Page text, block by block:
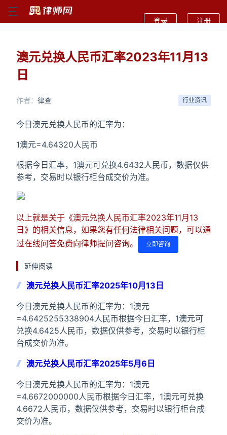
登录 注册
澳元兑换人民币汇率2023年11月13
日
行业资讯
作者： 律查
今日澳元兑换人民币的汇率为：
1澳元=4.64320人民币
根据今日汇率，1澳元可兑换4.6432人民币，数据仅供
参考，交易时以银行柜台成交价为准。
以上就是关于《澳元兑换人民币汇率2023年11月13
日》的相关信息，如果您有任何法律相关问题，可以通
过在线问答免费向律师提问咨询。
立即咨询
延伸阅读
澳元兑换人民币汇率2025年10月13日
今日澳元兑换人民币的汇率为：1澳元
=4.6425255338904人民币根据今日汇率，1澳元可
兑换4.6425人民币，数据仅供参考，交易时以银行柜
台成交价为准。
澳元兑换人民币汇率2025年5月6日
今日澳元兑换人民币的汇率为：1澳元
=4.6672000000人民币根据今日汇率，1澳元可兑换
4.6672人民币，数据仅供参考，交易时以银行柜台成
交价为准。